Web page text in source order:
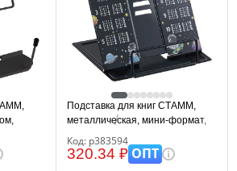
Подставка для книг СТАММ,
металлическая, мини-формат,
Код: р383594
320.34 ₽ОПТ